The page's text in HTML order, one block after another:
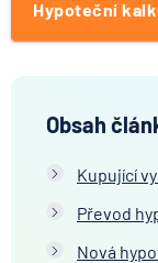
Hypoteční
Obsah
Kupující
Převod
Nová